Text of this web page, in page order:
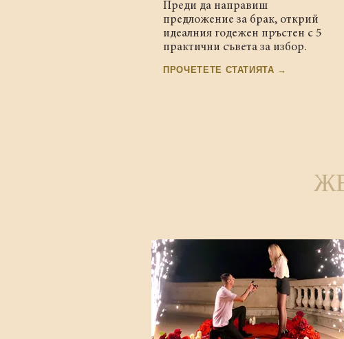
Преди да направиш
предложение за брак, открий
идеалния годежен пръстен с 5
практични съвета за избор.
ПРОЧЕТЕТЕ СТАТИЯТА →